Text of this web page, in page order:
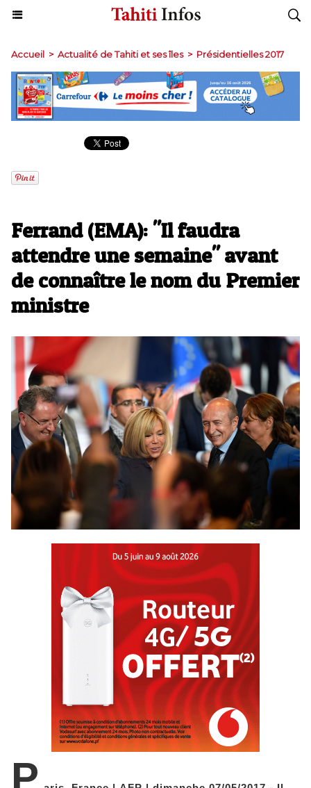
Accueil > Actualité de Tahiti et ses îles > Présidentielles 2017
Ferrand (EMA): "Il faudra
attendre une semaine" avant
de connaître le nom du Premier
ministre
P